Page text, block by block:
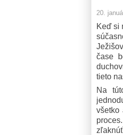
20.
Keď si
čase
tieto
Na
všetko